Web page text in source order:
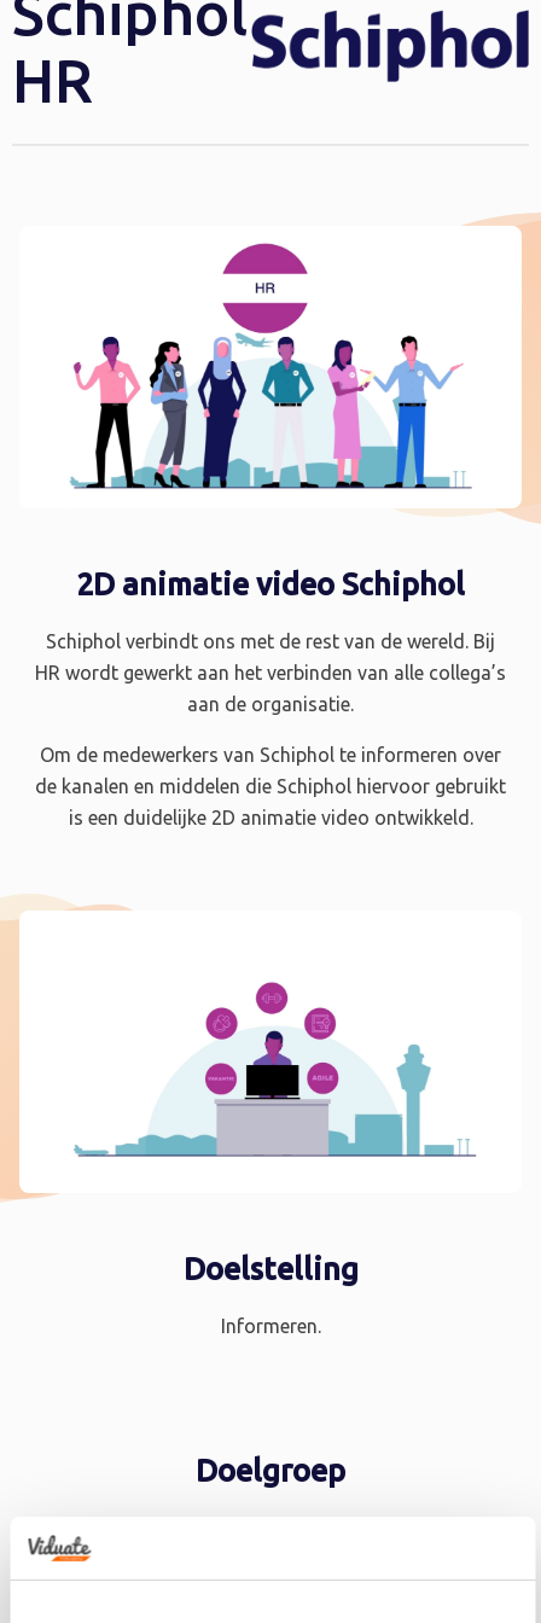
HR
2D animatie video Schiphol
Schiphol verbindt ons met de rest van de wereld. Bij
HR wordt gewerkt aan het verbinden van alle collega’s
aan de organisatie.
Om de medewerkers van Schiphol te informeren over
de kanalen en middelen die Schiphol hiervoor gebruikt
is een duidelijke 2D animatie video ontwikkeld.
Doelstelling
Informeren.
Doelgroep